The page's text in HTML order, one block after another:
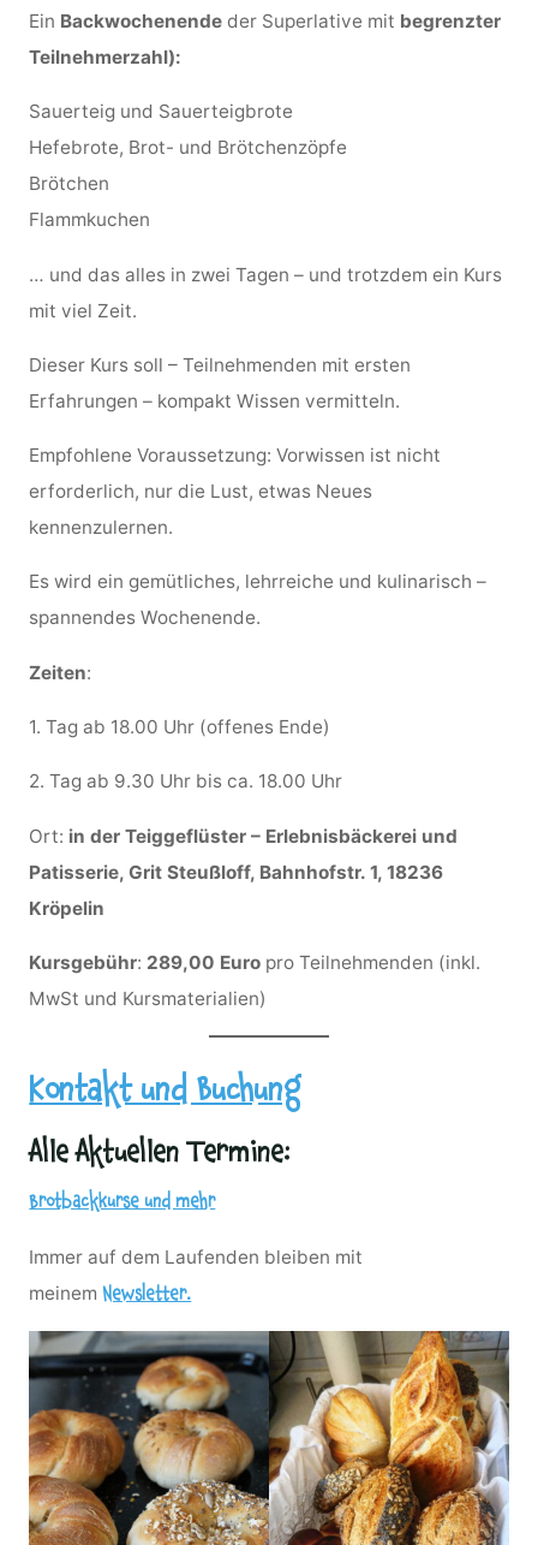
Ein Backwochenende der Superlative mit begrenzter
Teilnehmerzahl):
Sauerteig und Sauerteigbrote
Hefebrote, Brot- und Brötchenzöpfe
Brötchen
Flammkuchen
… und das alles in zwei Tagen – und trotzdem ein Kurs
mit viel Zeit.
Dieser Kurs soll – Teilnehmenden mit ersten
Erfahrungen – kompakt Wissen vermitteln.
Empfohlene Voraussetzung: Vorwissen ist nicht
erforderlich, nur die Lust, etwas Neues
kennenzulernen.
Es wird ein gemütliches, lehrreiche und kulinarisch –
spannendes Wochenende.
Zeiten:
1. Tag ab 18.00 Uhr (offenes Ende)
2. Tag ab 9.30 Uhr bis ca. 18.00 Uhr
Ort: in der Teiggeflüster – Erlebnisbäckerei und
Patisserie, Grit Steußloff, Bahnhofstr. 1, 18236
Kröpelin
Kursgebühr: 289,00 Euro pro Teilnehmenden (inkl.
MwSt und Kursmaterialien)
Kontakt und Buchung
Alle Aktuellen Termine:
Brotbackkurse und mehr
Immer auf dem Laufenden bleiben mit
meinemNewsletter.